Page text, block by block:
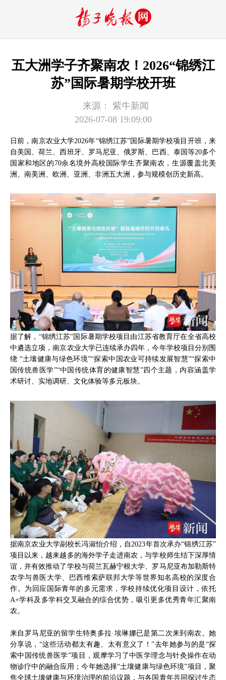
五大洲学子齐聚南农！2026“锦绣江
苏”国际暑期学校开班
来源：
紫牛新闻
2026-07-08 19:09:00
日前，南京农业大学2026年“锦绣江苏”国际暑期学校项目开班，来
自美国、荷兰、西班牙、罗马尼亚、俄罗斯、巴西、泰国等20多个
国家和地区的70余名境外高校国际学生齐聚南农，生源覆盖北美
洲、南美洲、欧洲、亚洲、非洲五大洲，参与规模创历史新高。
据了解，“锦绣江苏”国际暑期学校项目由江苏省教育厅在全省高校
中遴选立项，南京农业大学已连续承办四年，今年学校项目分别围
绕 “土壤健康与绿色环境”“探索中国农业可持续发展智慧”“探索中
国传统兽医学”“中国传统体育的健康智慧”四个主题，内容涵盖学
术研讨、实地调研、文化体验等多元板块。
据南京农业大学副校长冯淑怡介绍，自2023年首次承办“锦绣江苏”
项目以来，越来越多的海外学子走进南农，与学校师生结下深厚情
谊，并有效推动了学校与荷兰瓦赫宁根大学、罗马尼亚布加勒斯特
农学与兽医大学、巴西维索萨联邦大学等世界知名高校的深度合
作。为回应国际青年的多元需求，学校持续优化项目设计，依托
A+学科及多学科交叉融合的综合优势，吸引更多优秀青年汇聚南
农。
来自罗马尼亚的留学生特奥多拉·埃琳娜已是第二次来到南农。她
分享说，“这些活动都太有趣、太有意义了！”去年她参与的是“探
索中国传统兽医学”项目，观摩学习了中医学理念与针灸操作在动
物诊疗中的融合应用；今年她选择“土壤健康与绿色环境”项目，聚
焦全球土壤健康与环境治理的前沿议题，与各国青年共同探讨生态